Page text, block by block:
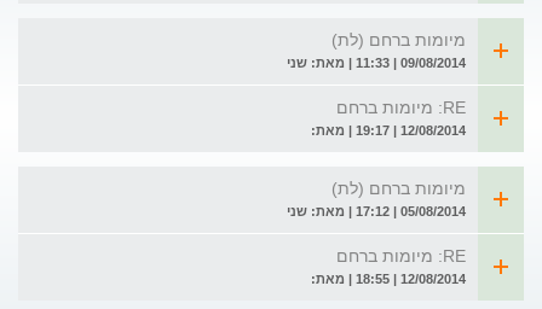
מיומות ברחם (לת)
09/08/2014 | 11:33 | מאת: שני
RE: מיומות ברחם
12/08/2014 | 19:17 | מאת:
מיומות ברחם (לת)
05/08/2014 | 17:12 | מאת: שני
RE: מיומות ברחם
12/08/2014 | 18:55 | מאת: